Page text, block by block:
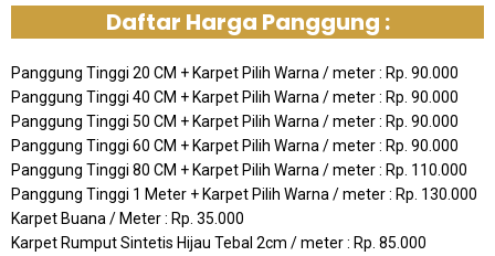
Daftar Harga Panggung :
Panggung Tinggi 20 CM + Karpet Pilih Warna / meter : Rp. 90.000
Panggung Tinggi 40 CM + Karpet Pilih Warna / meter : Rp. 90.000
Panggung Tinggi 50 CM + Karpet Pilih Warna / meter : Rp. 90.000
Panggung Tinggi 60 CM + Karpet Pilih Warna / meter : Rp. 90.000
Panggung Tinggi 80 CM + Karpet Pilih Warna / meter : Rp. 110.000
Panggung Tinggi 1 Meter + Karpet Pilih Warna / meter : Rp. 130.000
Karpet Buana / Meter : Rp. 35.000
Karpet Rumput Sintetis Hijau Tebal 2cm / meter : Rp. 85.000